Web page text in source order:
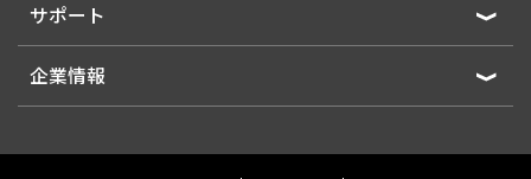
サポート
企業情報